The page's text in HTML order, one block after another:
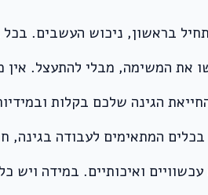
ונתחיל בראשון, ניכוש
את המשימה, מבלי להתעצל. אין
הגינה שלכם בקלות
המתאימים לעבודה בגינה,
ואיכותיים. במידה